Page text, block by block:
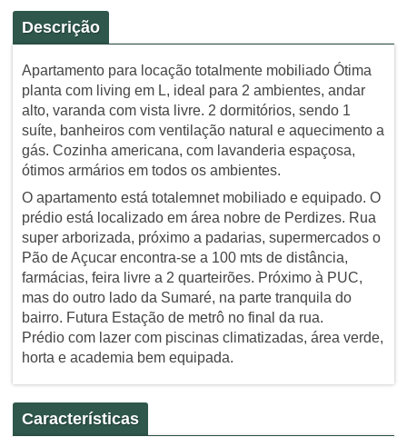
Descrição
Apartamento para locação totalmente mobiliado Ótima
planta com living em L, ideal para 2 ambientes, andar
alto, varanda com vista livre. 2 dormitórios, sendo 1
suíte, banheiros com ventilação natural e aquecimento a
gás. Cozinha americana, com lavanderia espaçosa,
ótimos armários em todos os ambientes.
O apartamento está totalemnet mobiliado e equipado. O
prédio está localizado em área nobre de Perdizes. Rua
super arborizada, próximo a padarias, supermercados o
Pão de Açucar encontra-se a 100 mts de distância,
farmácias, feira livre a 2 quarteirões. Próximo à PUC,
mas do outro lado da Sumaré, na parte tranquila do
bairro. Futura Estação de metrô no final da rua.
Prédio com lazer com piscinas climatizadas, área verde,
horta e academia bem equipada.
Características